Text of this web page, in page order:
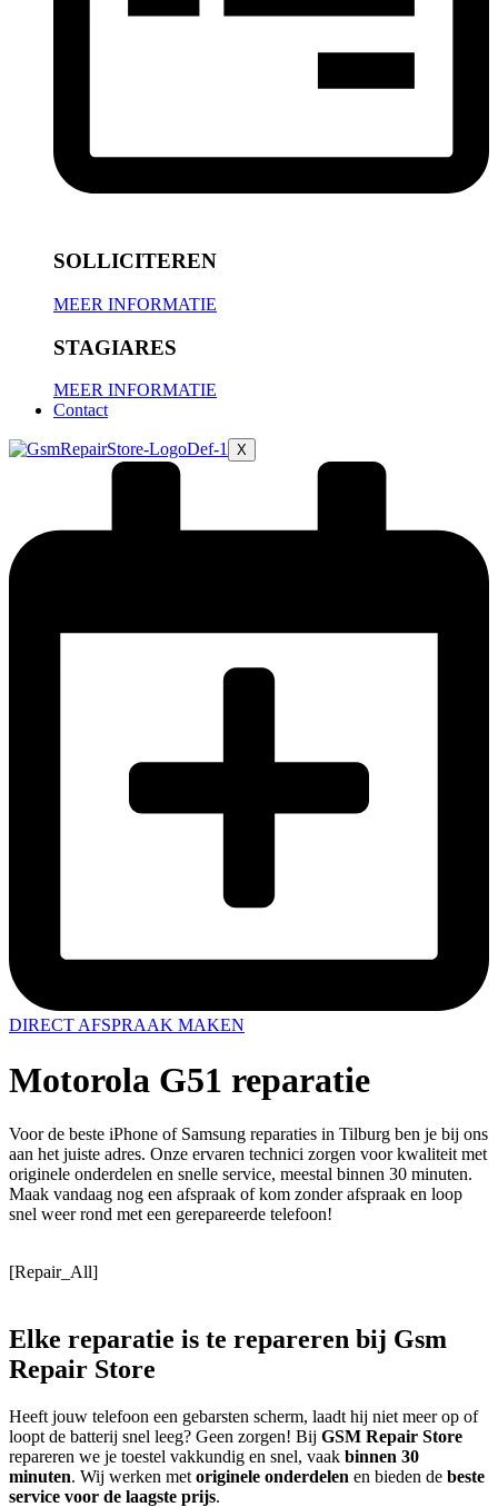
SOLLICITEREN
MEER INFORMATIE
STAGIARES
MEER INFORMATIE
Contact
X
DIRECT AFSPRAAK MAKEN
Motorola G51 reparatie
Voor de beste iPhone of Samsung reparaties in Tilburg ben je bij ons
aan het juiste adres. Onze ervaren technici zorgen voor kwaliteit met
originele onderdelen en snelle service, meestal binnen 30 minuten.
Maak vandaag nog een afspraak of kom zonder afspraak en loop
snel weer rond met een gerepareerde telefoon!
[Repair_All]
Elke reparatie is te repareren bij Gsm
Repair Store
Heeft jouw telefoon een gebarsten scherm, laadt hij niet meer op of
loopt de batterij snel leeg? Geen zorgen! Bij GSM Repair Store
repareren we je toestel vakkundig en snel, vaak binnen 30
minuten. Wij werken met originele onderdelen en bieden de beste
service voor de laagste prijs.